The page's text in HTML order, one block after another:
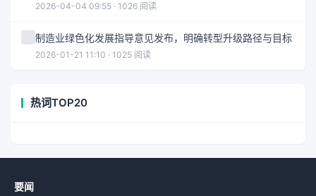
2026-04-04 09:55 · 1026 阅读
制造业绿色化发展指导意见发布，明确转型升级路径与目标
2026-01-21 11:10 · 1025 阅读
热词TOP20
要闻